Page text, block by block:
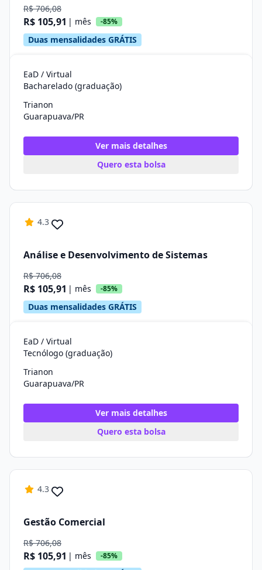
R$ 706,08
R$ 105,91 | mês -85%
Duas mensalidades GRÁTIS
EaD / Virtual
Bacharelado (graduação)
Trianon
Guarapuava/PR
Ver mais detalhes
Quero esta bolsa
4.3
Análise e Desenvolvimento de Sistemas
R$ 706,08
R$ 105,91 | mês -85%
Duas mensalidades GRÁTIS
EaD / Virtual
Tecnólogo (graduação)
Trianon
Guarapuava/PR
Ver mais detalhes
Quero esta bolsa
4.3
Gestão Comercial
R$ 706,08
R$ 105,91 | mês -85%